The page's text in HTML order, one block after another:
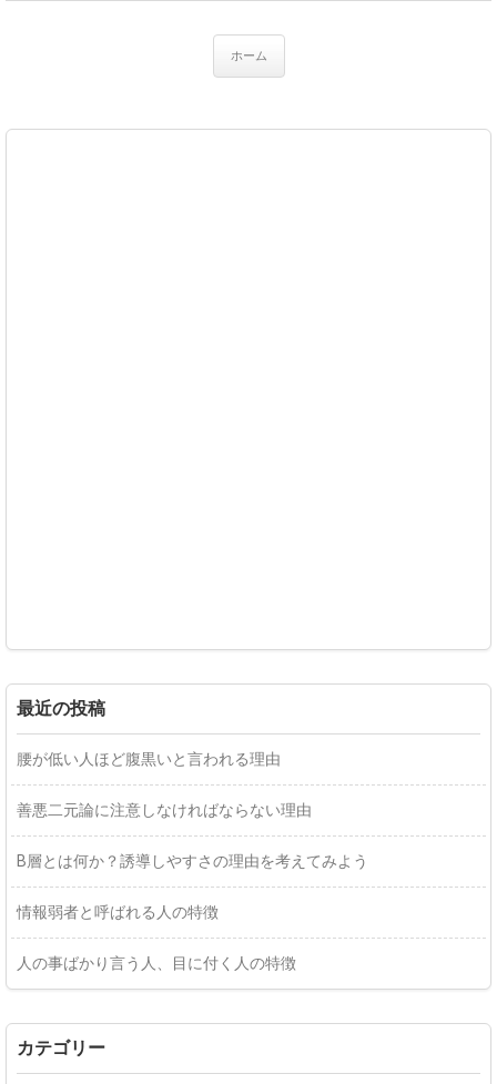
ホーム
最近の投稿
腰が低い人ほど腹黒いと言われる理由
善悪二元論に注意しなければならない理由
B層とは何か？誘導しやすさの理由を考えてみよう
情報弱者と呼ばれる人の特徴
人の事ばかり言う人、目に付く人の特徴
カテゴリー